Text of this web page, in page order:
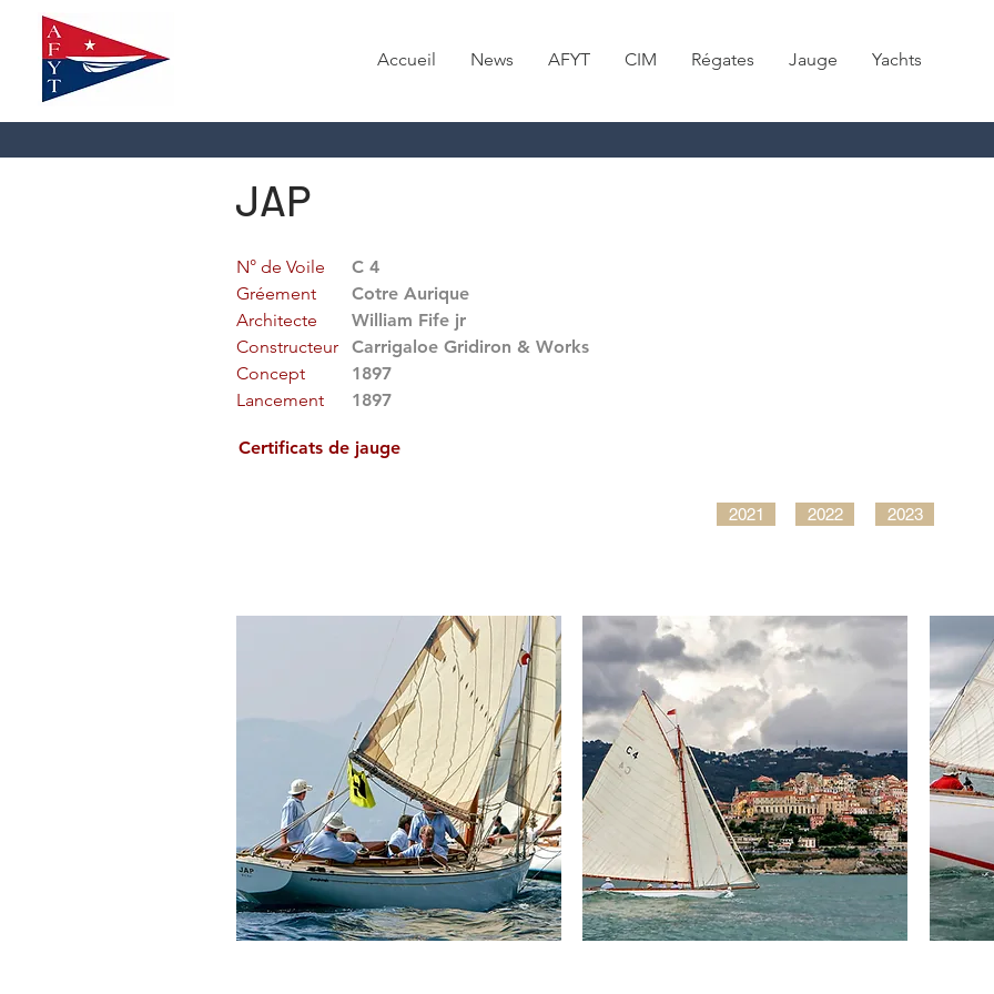
Accueil News AFYT CIM Régates Jauge Yachts
JAP
N° de Voile
C 4
Gréement
Cotre Aurique
Architecte
William Fife jr
Constructeur
Carrigaloe Gridiron & Works
Concept
1897
Lancement
1897
Certificats de jauge
2021 2022 2023